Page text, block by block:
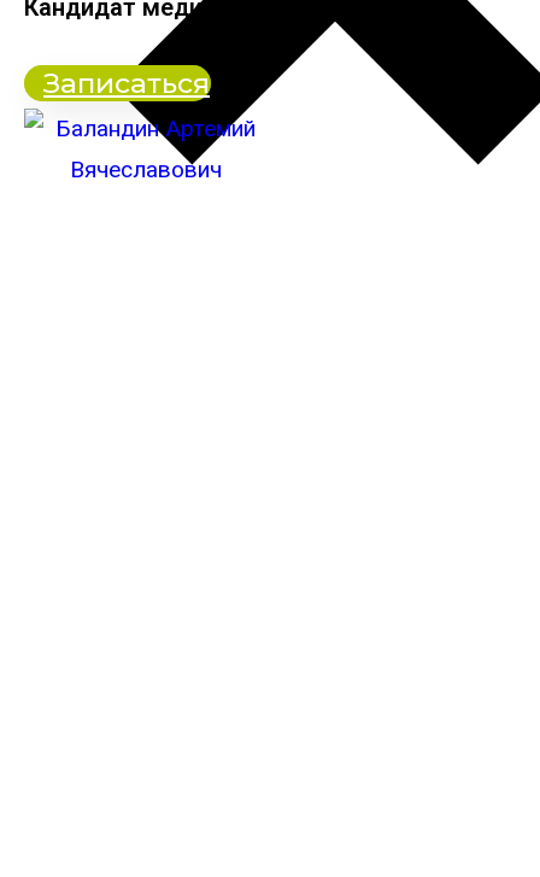
Кандидат медицинских наук
Записаться